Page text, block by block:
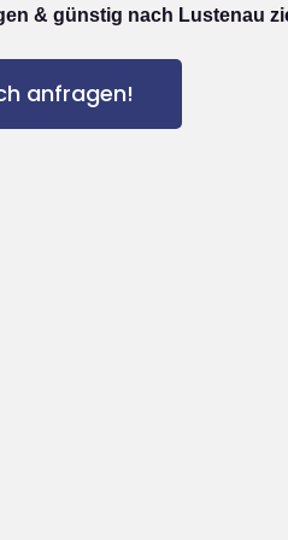
& günstig nach Lustenau
anfragen!